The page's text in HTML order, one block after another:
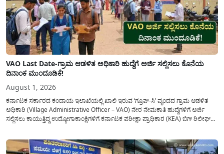
VAO Last Date-ಗ್ರಾಮ ಆಡಳಿತ ಅಧಿಕಾರಿ ಹುದ್ದೆಗೆ ಅರ್ಜಿ ಸಲ್ಲಿಸಲು ಕೊನೆಯ
ದಿನಾಂಕ ಮುಂದೂಡಿಕೆ!
August 1, 2026
ಕರ್ನಾಟಕ ಸರ್ಕಾರದ ಕಂದಾಯ ಇಲಾಖೆಯಲ್ಲಿ ಖಾಲಿ ಇರುವ ‘ಗ್ರೂಪ್-ಸಿ’ ವೃಂದದ ಗ್ರಾಮ ಆಡಳಿತ
ಅಧಿಕಾರಿ (Village Administrative Officer – VAO) ನೇರ ನೇಮಕಾತಿ ಹುದ್ದೆಗಳಿಗೆ ಅರ್ಜಿ
ಸಲ್ಲಿಸಲು ಕಾಯುತ್ತಿದ್ದ ಉದ್ಯೋಗಾಕಾಂಕ್ಷಿಗಳಿಗೆ ಕರ್ನಾಟಕ ಪರೀಕ್ಷಾ ಪ್ರಾಧಿಕಾರ (KEA) ಬಿಗ್ ರಿಲೀಫ್